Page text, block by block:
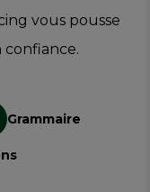
vous pousse
Grammaire